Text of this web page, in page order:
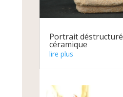
Portrait
céramique
lire plus